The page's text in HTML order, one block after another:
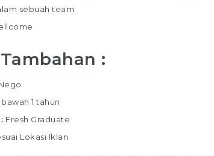
sebuah team
:
bawah 1 tahun
Fresh Graduate
Lokasi Iklan